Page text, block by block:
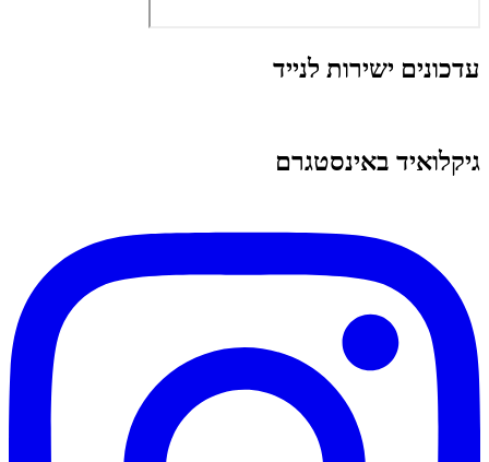
עדכונים ישירות לנייד
גיקלואיד באינסטגרם